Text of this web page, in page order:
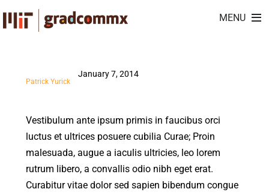
MENU
PLACES TO VISIT
Patrick Yurick
January 7, 2014
Vestibulum ante ipsum primis in faucibus orci
luctus et ultrices posuere cubilia Curae; Proin
malesuada, augue a iaculis ultricies, leo lorem
rutrum libero, a convallis odio nibh eget erat.
Curabitur vitae dolor sed sapien bibendum congue